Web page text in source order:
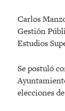
Carlos
Gestión
Estudios
Se postuló
elecciones